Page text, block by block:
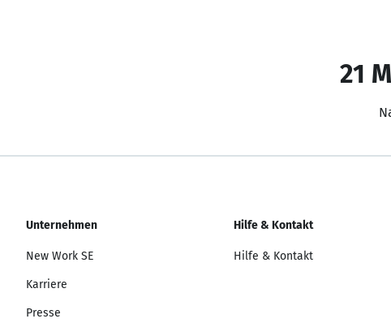
21
Unternehmen
New Work SE
Karriere
Presse
Hilfe & Kontakt
Hilfe & Kontakt